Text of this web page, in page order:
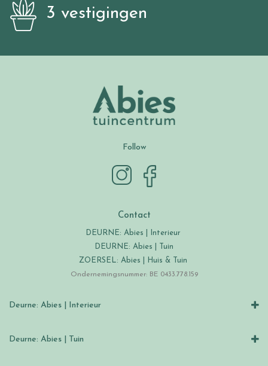
3 vestigingen
Follow
Contact
DEURNE: Abies | Interieur
DEURNE: Abies | Tuin
ZOERSEL: Abies | Huis & Tuin
Ondernemingsnummer: BE 0433.778.159
Deurne: Abies | Interieur
Deurne: Abies | Tuin